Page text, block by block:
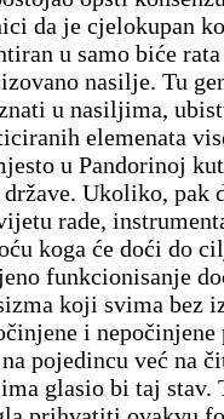
da je cjelokupan
u samo biće
nasilje. Tu
u nasiljima,
elemenata
u Pandorinoj
Ukoliko, pak
rade,
koga će doći do
funkcionisanje
koji svima bez
i nepočinjene
pojedincu već na
glasio bi taj stav.